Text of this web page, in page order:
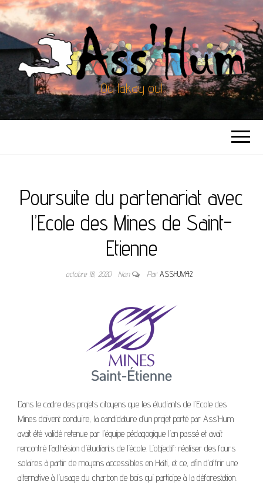
Ou lakay ou!
Poursuite du partenariat avec
l’Ecole des Mines de Saint-
Etienne
octobre 18, 2020 Non ParASSHUM42
Dans le cadre des projets citoyens que les étudiants de l’Ecole des
Mines doivent conduire, la candidature d’un projet porté par Ass’Hum
avait été validé retenue par l’équipe pédagogique l’an passé et avait
rencontré l’adhésion d’étudiants de l’école. L’objectif: réaliser des fours
solaires à partir de moyens accessibles en Haïti, et ce, afin d’offrir une
alternative à l’usage du charbon de bois qui participe à la déforestation.